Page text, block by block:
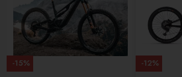
-15% -12%